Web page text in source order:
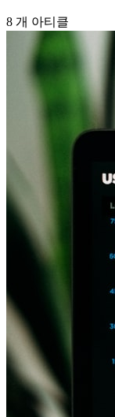
8 개 아티클